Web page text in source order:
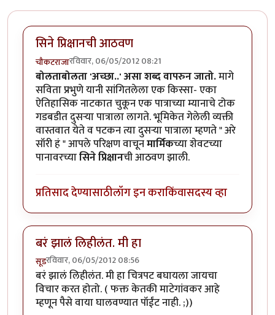
सिने प्रिक्षानची आठवण
चौकटराजारविवार, 06/05/2012 08:21
बोलताबोलता 'अच्छा..' असा शब्द वापरुन जातो.मागे
सविता प्रभुणे यानी सांगितलेला एक किस्सा- एका
ऐतिहासिक नाटकात चुकून एक पात्राच्या म्यानाचे टोक
गडबडीत दुसर्‍या पात्राला लागते. भूमिकेत गेलेली व्यक्ती
वास्तवात येते व पटकन त्या दुसर्‍या पात्राला म्हणते " अरे
सॉरी हं " आपले परिक्षण वाचूनमार्मिकच्या शेवटच्या
पानावरच्यासिने प्रिक्षानची आठवण झाली.
प्रतिसाद देण्यासाठीलॉग इन कराकिंवासदस्य व्हा
बरं झालं लिहीलंत. मी हा
सूडरविवार, 06/05/2012 08:56
बरं झालं लिहीलंत. मी हा चित्रपट बघायला जायचा
विचार करत होतो. ( फक्त केतकी माटेगांवकर आहे
म्हणून पैसे वाया घालवण्यात पॉईंट नाही. ;))